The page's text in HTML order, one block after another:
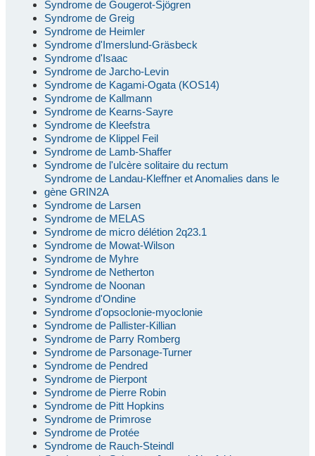
Syndrome de Gougerot-Sjögren
Syndrome de Greig
Syndrome de Heimler
Syndrome d'Imerslund-Gräsbeck
Syndrome d'Isaac
Syndrome de Jarcho-Levin
Syndrome de Kagami-Ogata (KOS14)
Syndrome de Kallmann
Syndrome de Kearns-Sayre
Syndrome de Kleefstra
Syndrome de Klippel Feil
Syndrome de Lamb-Shaffer
Syndrome de l'ulcère solitaire du rectum
Syndrome de Landau-Kleffner et Anomalies dans le
gène GRIN2A
Syndrome de Larsen
Syndrome de MELAS
Syndrome de micro délétion 2q23.1
Syndrome de Mowat-Wilson
Syndrome de Myhre
Syndrome de Netherton
Syndrome de Noonan
Syndrome d'Ondine
Syndrome d'opsoclonie-myoclonie
Syndrome de Pallister-Killian
Syndrome de Parry Romberg
Syndrome de Parsonage-Turner
Syndrome de Pendred
Syndrome de Pierpont
Syndrome de Pierre Robin
Syndrome de Pitt Hopkins
Syndrome de Primrose
Syndrome de Protée
Syndrome de Rauch-Steindl